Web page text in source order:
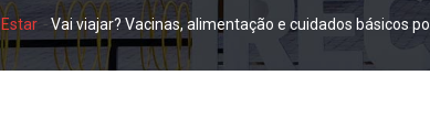
-Vai viajar? Vacinas, alimentação e cuidados básicos